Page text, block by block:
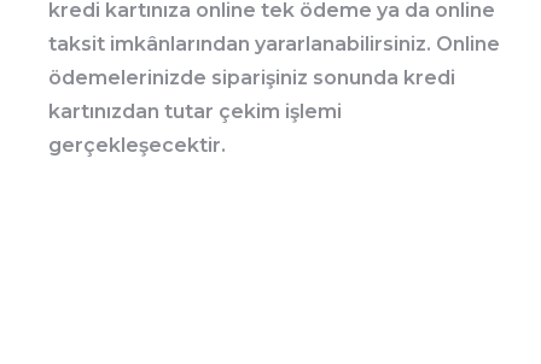
kredi kartınıza online tek ödeme ya da online
taksit imkânlarından yararlanabilirsiniz. Online
ödemelerinizde siparişiniz sonunda kredi
kartınızdan tutar çekim işlemi
gerçekleşecektir.